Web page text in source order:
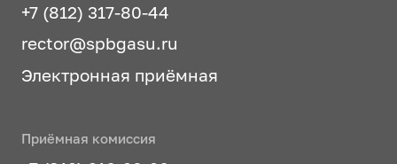
+7 (812) 317-80-44
rector@spbgasu.ru
Электронная приёмная
Приёмная комиссия